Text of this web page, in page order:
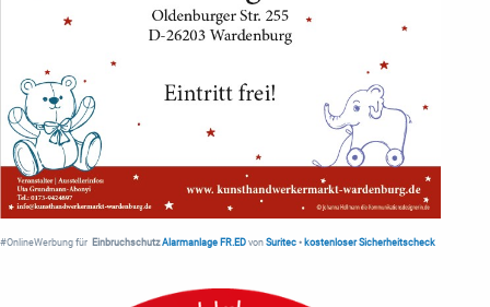
#OnlineWerbung für Einbruchschutz Alarmanlage FR.ED von Suritec • kostenloser Sicherheitscheck